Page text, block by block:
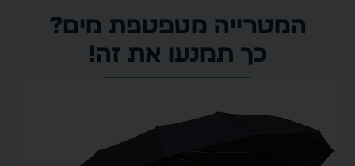
המטרייה מטפטפת מים?
כך תמנעו את זה!